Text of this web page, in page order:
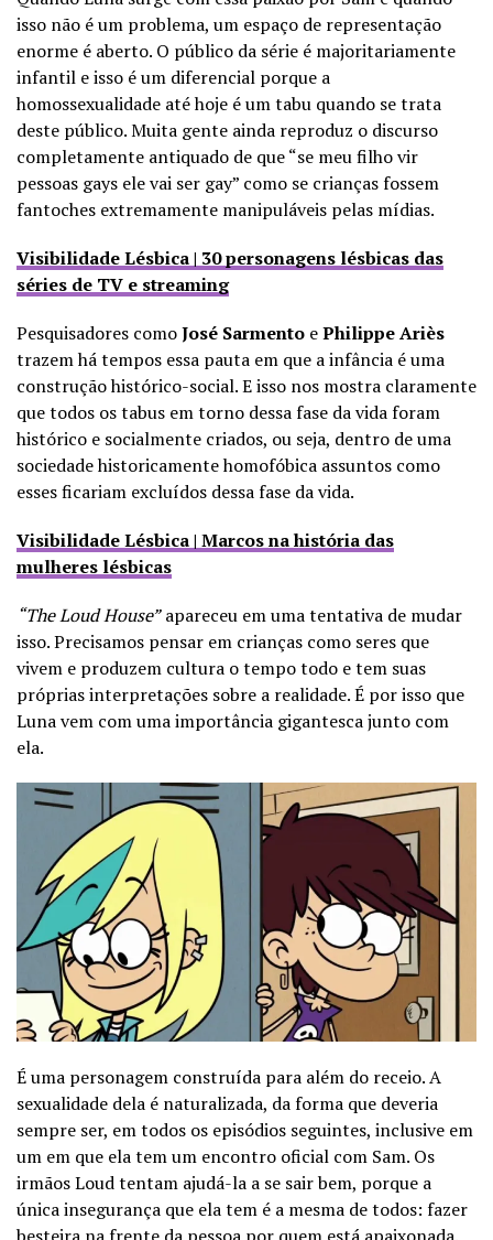
isso não é um problema, um espaço de representação
enorme é aberto. O público da série é majoritariamente
infantil e isso é um diferencial porque a
homossexualidade até hoje é um tabu quando se trata
deste público. Muita gente ainda reproduz o discurso
completamente antiquado de que “se meu filho vir
pessoas gays ele vai ser gay” como se crianças fossem
fantoches extremamente manipuláveis pelas mídias.
Visibilidade Lésbica | 30 personagens lésbicas das
séries de TV e streaming
Pesquisadores comoJosé Sarmento ePhilippe Ariès
trazem há tempos essa pauta em que a infância é uma
construção histórico-social. E isso nos mostra claramente
que todos os tabus em torno dessa fase da vida foram
histórico e socialmente criados, ou seja, dentro de uma
sociedade historicamente homofóbica assuntos como
esses ficariam excluídos dessa fase da vida.
Visibilidade Lésbica | Marcos na história das
mulheres lésbicas
“The Loud House”apareceu em uma tentativa de mudar
isso. Precisamos pensar em crianças como seres que
vivem e produzem cultura o tempo todo e tem suas
próprias interpretações sobre a realidade. É por isso que
Luna vem com uma importância gigantesca junto com
ela.
É uma personagem construída para além do receio. A
sexualidade dela é naturalizada, da forma que deveria
sempre ser, em todos os episódios seguintes, inclusive em
um em que ela tem um encontro oficial com Sam. Os
irmãos Loud tentam ajudá-la a se sair bem, porque a
única insegurança que ela tem é a mesma de todos: fazer
besteira na frente da pessoa por quem está apaixonada.